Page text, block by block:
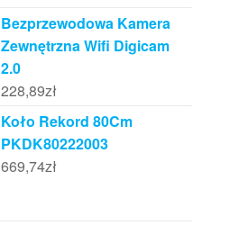
Bezprzewodowa Kamera
Zewnętrzna Wifi Digicam
2.0
228,89zł
Koło Rekord 80Cm
PKDK80222003
669,74zł